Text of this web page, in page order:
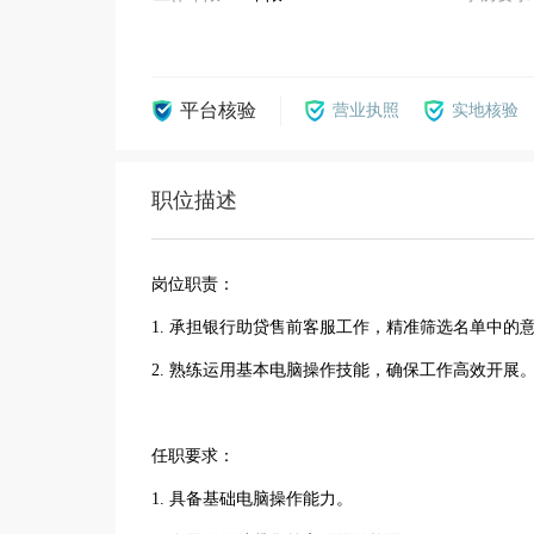
平台核验 营业执照 实地核验
职位描述
岗位职责：
1. 承担银行助贷售前客服工作，精准筛选名单中的意
2. 熟练运用基本电脑操作技能，确保工作高效开展。
任职要求：
1. 具备基础电脑操作能力。